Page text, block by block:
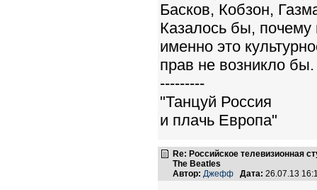
Басков, Кобзон,
Казалось бы,
именно это
прав не возникло
---------
"Танцуй Россия
и плачь Европа"
Re: Российское телевизионная
The Beatles
Автор: Джефф Дата: 26.07.13